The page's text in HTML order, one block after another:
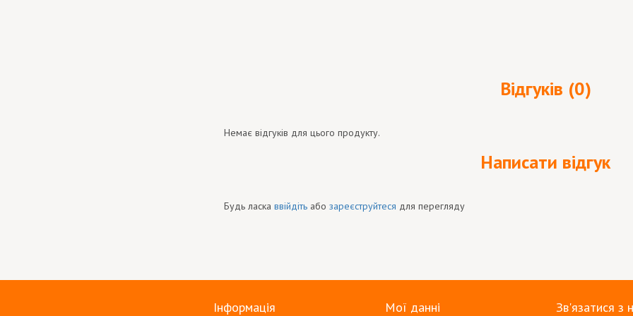
Відгуків (0)
Немає відгуків для цього продукту.
Написати відгук
Будь ласка ввійдіть або зареєструйтеся для перегляду
Інформація Мої данні Зв'язатися з